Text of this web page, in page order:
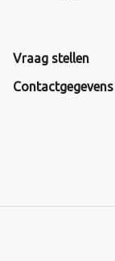
Vraag stellen
Contactgegevens